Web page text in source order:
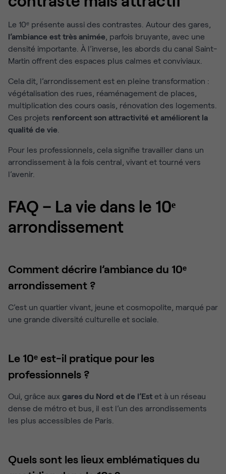
Le 10ᵉ présente aussi des contrastes. Autour des gares,
l’ambiance est très animée, parfois bruyante, avec une
densité importante. À l’inverse, les abords du canal Saint-
Martin offrent des espaces plus calmes et conviviaux.
Cela dit, l’arrondissement est en pleine transformation :
végétalisation des rues, réaménagement de places,
multiplication des cours oasis, rénovation des logements.
Ces projets renforcent son attractivité et améliorent la
qualité de vie
Pour les professionnels, cela signifie travailler dans un
arrondissement à la fois central, vivant et tourné vers
l’avenir.
FAQ – La vie dans le 10ᵉ
arrondissement
Comment décrire l’ambiance du 10ᵉ
arrondissement ?
C’est un quartier vivant, jeune et cosmopolite, marqué par
une grande diversité culturelle et sociale.
Le 10ᵉ est-il pratique pour les
professionnels ?
Oui, grâce aux gares du Nord et de l’Est et à un réseau
dense de métro et bus, il est l’un des arrondissements
les plus accessibles de Paris.
Quels sont les lieux emblématiques du